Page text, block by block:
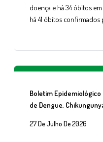
doença e há 34 óbitos
há 41 óbitos confirmados
Boletim
de Dengue,
27 De Julho De 2026